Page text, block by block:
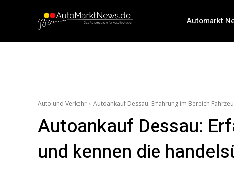
Automarkt
Auto und Verkehr Autoankauf Dessau: Erfahrung im Bereich
Autoankauf Dessau:
und kennen die